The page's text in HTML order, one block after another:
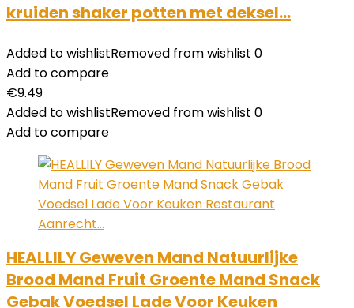
kruiden shaker potten met deksel…
Added to wishlistRemoved from wishlist 0
Add to compare
€9.49
Added to wishlistRemoved from wishlist 0
Add to compare
HEALLILY Geweven Mand Natuurlijke
Brood Mand Fruit Groente Mand Snack
Gebak Voedsel Lade Voor Keuken